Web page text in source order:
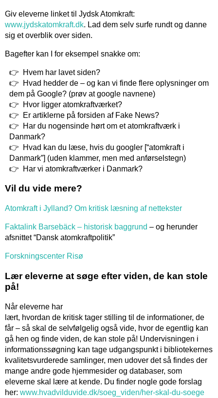
Giv eleverne linket til Jydsk Atomkraft:
www.jydskatomkraft.dk. Lad dem selv surfe rundt og danne
sig et overblik over siden.
Bagefter kan I for eksempel snakke om:
Hvem har lavet siden?
Hvad hedder de – og kan vi finde flere oplysninger om
dem på Google? (prøv at google navnene)
Hvor ligger atomkraftværket?
Er artiklerne på forsiden af Fake News?
Har du nogensinde hørt om et atomkraftværk i
Danmark?
Hvad kan du læse, hvis du googler [“atomkraft i
Danmark”] (uden klammer, men med anførselstegn)
Har vi atomkraftværker i Danmark?
Vil du vide mere?
Atomkraft i Jylland? Om kritisk læsning af nettekster
Faktalink Barsebäck – historisk baggrund – og herunder
afsnittet “Dansk atomkraftpolitik”
Forskningscenter Risø
Lær eleverne at søge efter viden, de kan stole
på!
Når eleverne har
lært, hvordan de kritisk tager stilling til de informationer, de
får – så skal de selvfølgelig også vide, hvor de egentlig kan
gå hen og finde viden, de kan stole på! Undervisningen i
informationssøgning kan tage udgangspunkt i bibliotekernes
kvalitetsvurderede samlinger, men udover det så findes der
mange andre gode hjemmesider og databaser, som
eleverne skal lære at kende. Du finder nogle gode forslag
her: www.hvadvilduvide.dk/soeg_viden/her-skal-du-soege